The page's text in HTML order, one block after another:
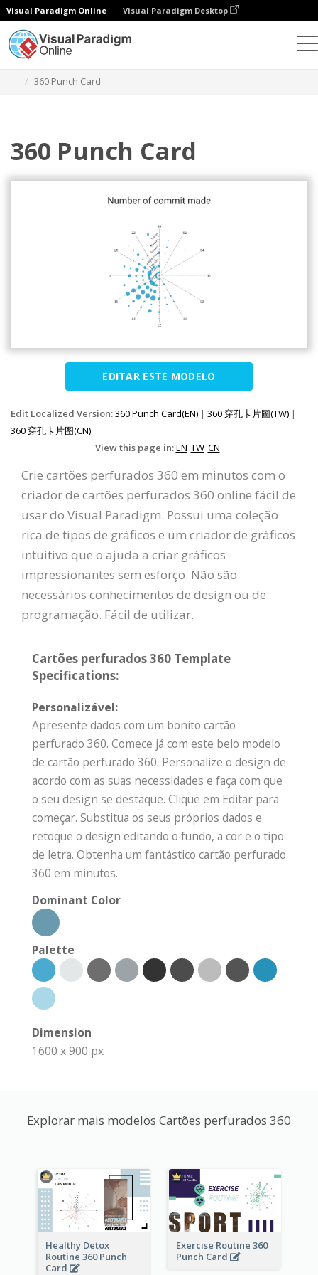
Visual Paradigm Online Visual Paradigm Desktop
360 Punch Card
360 Punch Card
EDITAR ESTE MODELO
Edit Localized Version:360 Punch Card(EN) | 360 穿孔卡片圖(TW) |
360 穿孔卡片图(CN)
View this page in:EN TW CN
Crie cartões perfurados 360 em minutos com o
criador de cartões perfurados 360 online fácil de
usar do Visual Paradigm. Possui uma coleção
rica de tipos de gráficos e um criador de gráficos
intuitivo que o ajuda a criar gráficos
impressionantes sem esforço. Não são
necessários conhecimentos de design ou de
programação. Fácil de utilizar.
Cartões perfurados 360 Template
Specifications:
Personalizável:
Apresente dados com um bonito cartão
perfurado 360. Comece já com este belo modelo
de cartão perfurado 360. Personalize o design de
acordo com as suas necessidades e faça com que
o seu design se destaque. Clique em Editar para
começar. Substitua os seus próprios dados e
retoque o design editando o fundo, a cor e o tipo
de letra. Obtenha um fantástico cartão perfurado
360 em minutos.
Dominant Color
Palette
Dimension
1600 x 900 px
Explorar mais modelos Cartões perfurados 360
Healthy Detox
Routine 360 Punch
Card
Exercise Routine 360
Punch Card